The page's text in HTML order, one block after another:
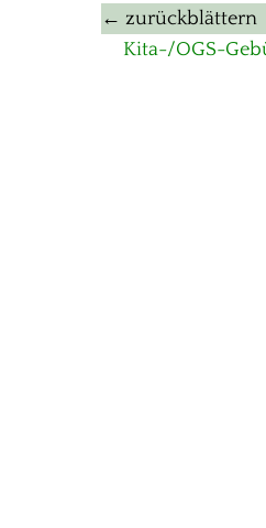
← zurückblättern
Vorheriger
Kita-/OGS-